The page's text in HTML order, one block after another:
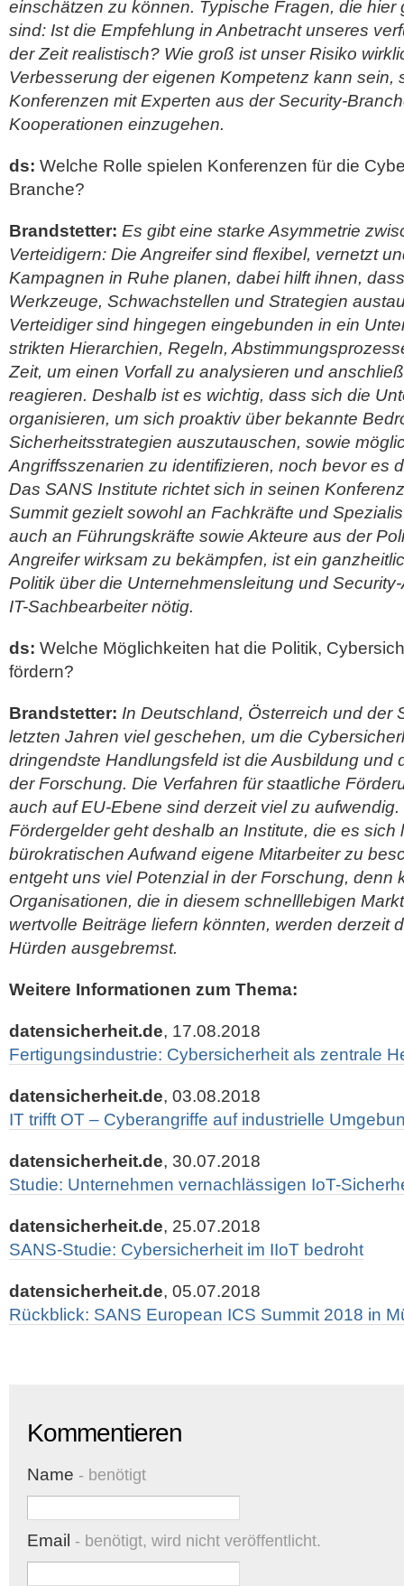
einschätzen zu können. Typische Fragen, die hier
sind: Ist die Empfehlung in Anbetracht unseres
der Zeit realistisch? Wie groß ist unser Risiko
Verbesserung der eigenen Kompetenz kann sein,
Konferenzen mit Experten aus der Security-
Kooperationen einzugehen.
ds: Welche Rolle spielen Konferenzen für die
Branche?
Brandstetter: Es gibt eine starke Asymmetrie
Verteidigern: Die Angreifer sind flexibel, vernetzt
Kampagnen in Ruhe planen, dabei hilft ihnen,
Werkzeuge, Schwachstellen und Strategien
Verteidiger sind hingegen eingebunden in ein
strikten Hierarchien, Regeln,
Zeit, um einen Vorfall zu analysieren und
reagieren. Deshalb ist es wichtig, dass sich die
organisieren, um sich proaktiv über bekannte
Sicherheitsstrategien auszutauschen, sowie
Angriffsszenarien zu identifizieren, noch bevor es
Das SANS Institute richtet sich in seinen
Summit gezielt sowohl an Fachkräfte und
auch an Führungskräfte sowie Akteure aus der
Angreifer wirksam zu bekämpfen, ist ein
Politik über die Unternehmensleitung und
IT-Sachbearbeiter nötig.
ds: Welche Möglichkeiten hat die Politik,
fördern?
Brandstetter: In Deutschland, Österreich und der
letzten Jahren viel geschehen, um die
dringendste Handlungsfeld ist die Ausbildung und
der Forschung. Die Verfahren für staatliche
auch auf EU-Ebene sind derzeit viel zu
Fördergelder geht deshalb an Institute, die es sich
bürokratischen Aufwand eigene Mitarbeiter zu
entgeht uns viel Potenzial in der Forschung, denn
Organisationen, die in diesem schnelllebigen
wertvolle Beiträge liefern könnten, werden derzeit
Hürden ausgebremst.
Weitere Informationen zum Thema:
datensicherheit.de, 17.08.2018
Fertigungsindustrie: Cybersicherheit als zentrale
datensicherheit.de, 03.08.2018
IT trifft OT – Cyberangriffe auf industrielle
datensicherheit.de, 30.07.2018
Studie: Unternehmen vernachlässigen IoT-
datensicherheit.de, 25.07.2018
SANS-Studie: Cybersicherheit im IIoT bedroht
datensicherheit.de, 05.07.2018
Rückblick: SANS European ICS Summit 2018 in
Kommentieren
Name - benötigt
Email - benötigt, wird nicht veröffentlicht.